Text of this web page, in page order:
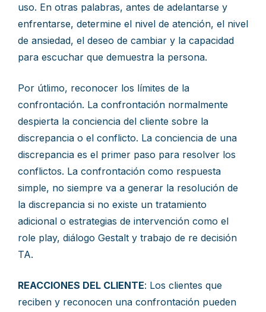
uso. En otras palabras, antes de adelantarse y
enfrentarse, determine el nivel de atención, el nivel
de ansiedad, el deseo de cambiar y la capacidad
para escuchar que demuestra la persona.
Por útlimo, reconocer los límites de la
confrontación. La confrontación normalmente
despierta la conciencia del cliente sobre la
discrepancia o el conflicto. La conciencia de una
discrepancia es el primer paso para resolver los
conflictos. La confrontación como respuesta
simple, no siempre va a generar la resolución de
la discrepancia si no existe un tratamiento
adicional o estrategias de intervención como el
role play, diálogo Gestalt y trabajo de re decisión
TA.
REACCIONES DEL CLIENTE: Los clientes que
reciben y reconocen una confrontación pueden